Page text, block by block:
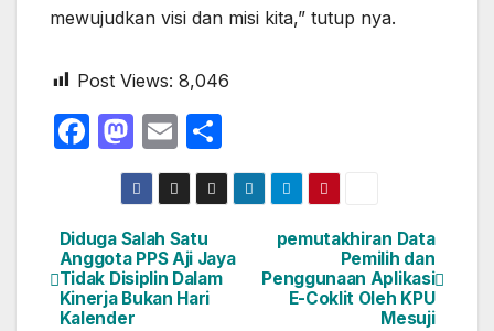
mewujudkan visi dan misi kita,” tutup nya.
Post Views: 8,046
F
e
b
o
M
a
st
o
d
o
E
m
ail
h
ar
Navigasi
pos
pemutakhiran Data
Pemilih dan
Penggunaan Aplikasi
E-Coklit Oleh KPU
Mesuji
Diduga Salah Satu
Anggota PPS Aji Jaya
Tidak Disiplin Dalam
Kinerja Bukan Hari
Kalender